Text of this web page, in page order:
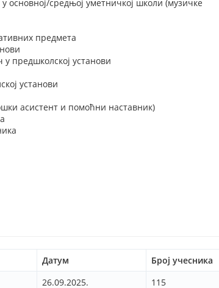
основној/средњој уметничкој школи (музичке
предмета
предшколској установи
установи
асистент и помоћни наставник)
Датум Број учесника
26.09.2025. 115